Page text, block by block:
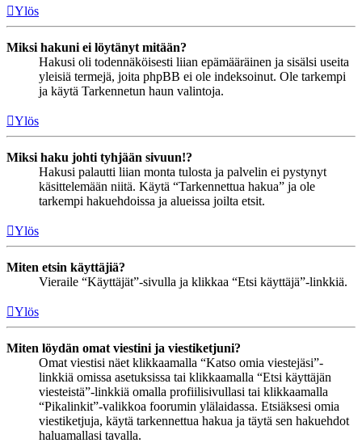
Ylös
Miksi hakuni ei löytänyt mitään?
Hakusi oli todennäköisesti liian epämääräinen ja sisälsi useita
yleisiä termejä, joita phpBB ei ole indeksoinut. Ole tarkempi
ja käytä Tarkennetun haun valintoja.
Ylös
Miksi haku johti tyhjään sivuun!?
Hakusi palautti liian monta tulosta ja palvelin ei pystynyt
käsittelemään niitä. Käytä “Tarkennettua hakua” ja ole
tarkempi hakuehdoissa ja alueissa joilta etsit.
Ylös
Miten etsin käyttäjiä?
Vieraile “Käyttäjät”-sivulla ja klikkaa “Etsi käyttäjä”-linkkiä.
Ylös
Miten löydän omat viestini ja viestiketjuni?
Omat viestisi näet klikkaamalla “Katso omia viestejäsi”-
linkkiä omissa asetuksissa tai klikkaamalla “Etsi käyttäjän
viesteistä”-linkkiä omalla profiilisivullasi tai klikkaamalla
“Pikalinkit”-valikkoa foorumin ylälaidassa. Etsiäksesi omia
viestiketjuja, käytä tarkennettua hakua ja täytä sen hakuehdot
haluamallasi tavalla.